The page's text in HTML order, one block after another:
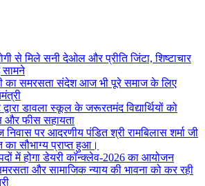
से मिले सनी देओल और प्रीति जिंटा, शिष्टाचार
सामने
का समरसता संदेश आज भी पूरे समाज के लिए
डावला स्कूल के जरूरतमंद विद्यार्थियों को
और फीस सहायता
पर आदरणीय पंडित श्री रामबिलास शर्मा जी
सौभाग्य प्राप्त हुआ।
में होगा डेयरी कॉन्क्लेव-2026 का आयोजन
और सामाजिक न्याय की भावना को कर रही